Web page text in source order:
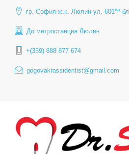
гр. София ж.к. Люлин ул. 601ва
До метростанция Люлин
+(359) 888 877 674
gogovakrassidentist@gmail.com